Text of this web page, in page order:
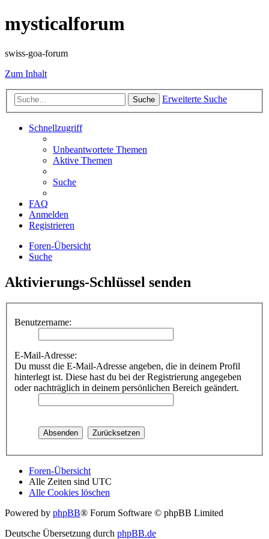
mysticalforum
swiss-goa-forum
Zum Inhalt
Suche Erweiterte Suche
Schnellzugriff
Unbeantwortete Themen
Aktive Themen
Suche
FAQ
Anmelden
Registrieren
Foren-Übersicht
Suche
Aktivierungs-Schlüssel senden
Benutzername:
E-Mail-Adresse:
Du musst die E-Mail-Adresse angeben, die in deinem Profil
hinterlegt ist. Diese hast du bei der Registrierung angegeben
oder nachträglich in deinem persönlichen Bereich geändert.
Foren-Übersicht
Alle Zeiten sind UTC
Alle Cookies löschen
Powered by phpBB® Forum Software © phpBB Limited
Deutsche Übersetzung durch phpBB.de